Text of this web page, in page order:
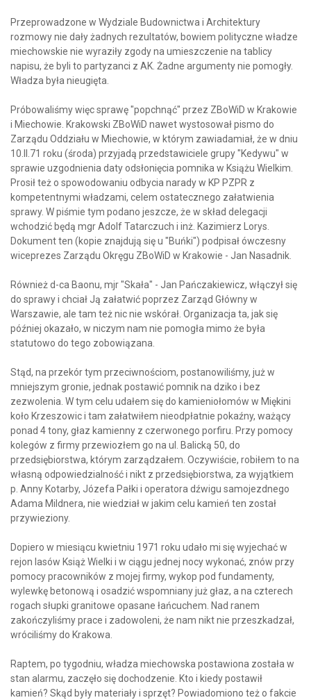
Przeprowadzone w Wydziale Budownictwa i Architektury
rozmowy nie dały żadnych rezultatów, bowiem polityczne władze
miechowskie nie wyraziły zgody na umieszczenie na tablicy
napisu, że byli to partyzanci z AK. Żadne argumenty nie pomogły.
Władza była nieugięta.
Próbowaliśmy więc sprawę "popchnąć" przez ZBoWiD w Krakowie
i Miechowie. Krakowski ZBoWiD nawet wystosował pismo do
Zarządu Oddziału w Miechowie, w którym zawiadamiał, że w dniu
10.II.71 roku (środa) przyjadą przedstawiciele grupy "Kedywu" w
sprawie uzgodnienia daty odsłonięcia pomnika w Książu Wielkim.
Prosił też o spowodowaniu odbycia narady w KP PZPR z
kompetentnymi władzami, celem ostatecznego załatwienia
sprawy. W piśmie tym podano jeszcze, że w skład delegacji
wchodzić będą mgr Adolf Tatarczuch i inż. Kazimierz Lorys.
Dokument ten (kopie znajdują się u "Buńki") podpisał ówczesny
wiceprezes Zarządu Okręgu ZBoWiD w Krakowie - Jan Nasadnik.
Również d-ca Baonu, mjr "Skała" - Jan Pańczakiewicz, włączył się
do sprawy i chciał Ją załatwić poprzez Zarząd Główny w
Warszawie, ale tam też nic nie wskórał. Organizacja ta, jak się
później okazało, w niczym nam nie pomogła mimo że była
statutowo do tego zobowiązana.
Stąd, na przekór tym przeciwnościom, postanowiliśmy, już w
mniejszym gronie, jednak postawić pomnik na dziko i bez
zezwolenia. W tym celu udałem się do kamieniołomów w Miękini
koło Krzeszowic i tam załatwiłem nieodpłatnie pokaźny, ważący
ponad 4 tony, głaz kamienny z czerwonego porfiru. Przy pomocy
kolegów z firmy przewiozłem go na ul. Balicką 50, do
przedsiębiorstwa, którym zarządzałem. Oczywiście, robiłem to na
własną odpowiedzialność i nikt z przedsiębiorstwa, za wyjątkiem
p. Anny Kotarby, Józefa Pałki i operatora dźwigu samojezdnego
Adama Mildnera, nie wiedział w jakim celu kamień ten został
przywieziony.
Dopiero w miesiącu kwietniu 1971 roku udało mi się wyjechać w
rejon lasów Książ Wielki i w ciągu jednej nocy wykonać, znów przy
pomocy pracowników z mojej firmy, wykop pod fundamenty,
wylewkę betonową i osadzić wspomniany już głaz, a na czterech
rogach słupki granitowe opasane łańcuchem. Nad ranem
zakończyliśmy prace i zadowoleni, że nam nikt nie przeszkadzał,
wróciliśmy do Krakowa.
Raptem, po tygodniu, władza miechowska postawiona została w
stan alarmu, zaczęło się dochodzenie. Kto i kiedy postawił
kamień? Skąd były materiały i sprzęt? Powiadomiono też o fakcie